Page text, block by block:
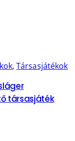
,Társasjátékok
társasjáték